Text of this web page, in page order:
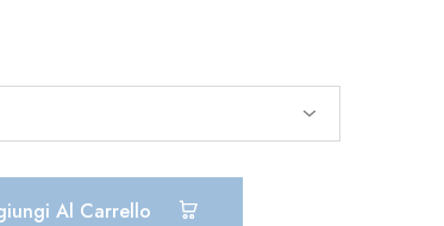
Al Carrello